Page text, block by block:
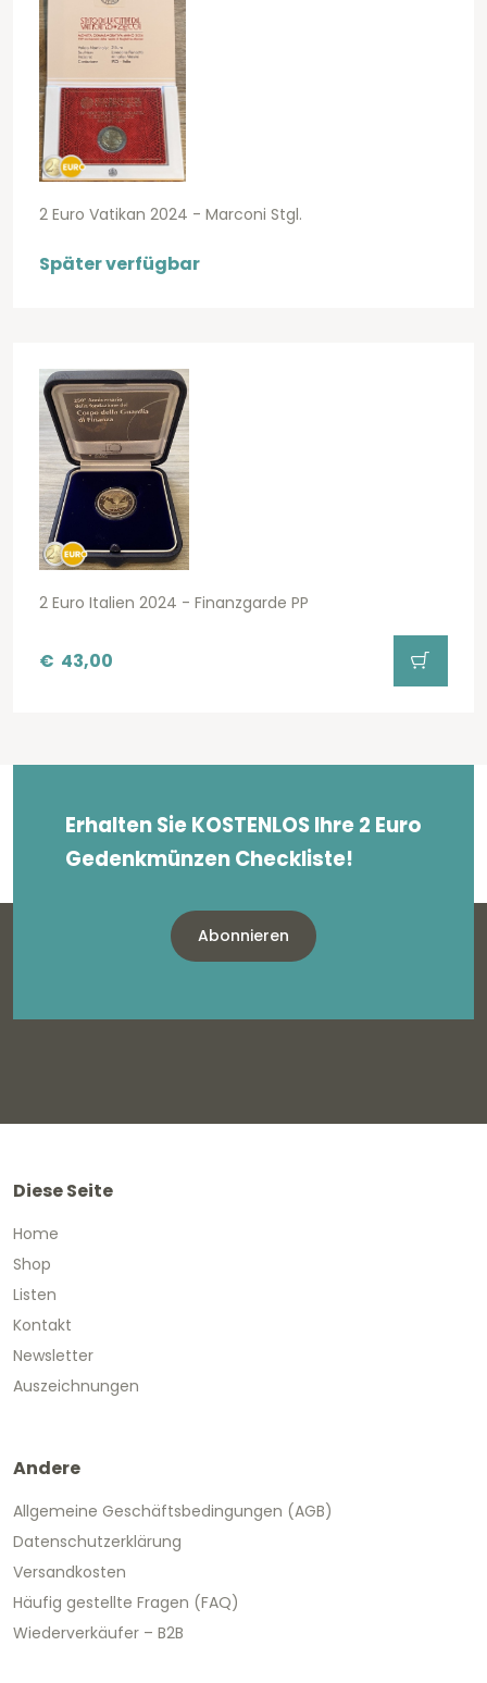
2 Euro Vatikan 2024 - Marconi Stgl.
Später verfügbar
2 Euro Italien 2024 - Finanzgarde PP
€ 43,00
Erhalten Sie KOSTENLOS Ihre 2 Euro
Gedenkmünzen Checkliste!
Abonnieren
Diese Seite
Home
Shop
Listen
Kontakt
Newsletter
Auszeichnungen
Andere
Allgemeine Geschäftsbedingungen (AGB)
Datenschutzerklärung
Versandkosten
Häufig gestellte Fragen (FAQ)
Wiederverkäufer – B2B